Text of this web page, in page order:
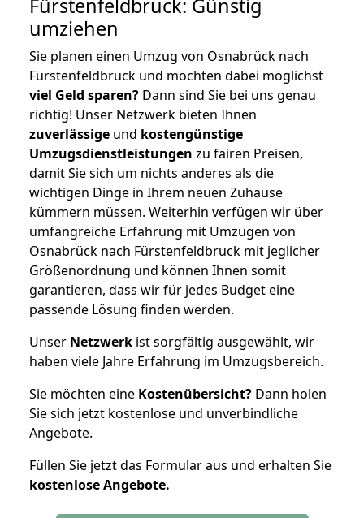
Fürstenfeldbruck: Günstig
umziehen
Sie planen einen Umzug von Osnabrück nach
Fürstenfeldbruck und möchten dabei möglichst
viel Geld sparen? Dann sind Sie bei uns genau
richtig! Unser Netzwerk bieten Ihnen
zuverlässige und kostengünstige
Umzugsdienstleistungen zu fairen Preisen,
damit Sie sich um nichts anderes als die
wichtigen Dinge in Ihrem neuen Zuhause
kümmern müssen. Weiterhin verfügen wir über
umfangreiche Erfahrung mit Umzügen von
Osnabrück nach Fürstenfeldbruck mit jeglicher
Größenordnung und können Ihnen somit
garantieren, dass wir für jedes Budget eine
passende Lösung finden werden.
Unser Netzwerk ist sorgfältig ausgewählt, wir
haben viele Jahre Erfahrung im Umzugsbereich.
Sie möchten eine Kostenübersicht? Dann holen
Sie sich jetzt kostenlose und unverbindliche
Angebote.
Füllen Sie jetzt das Formular aus und erhalten Sie
kostenloseAngebote.